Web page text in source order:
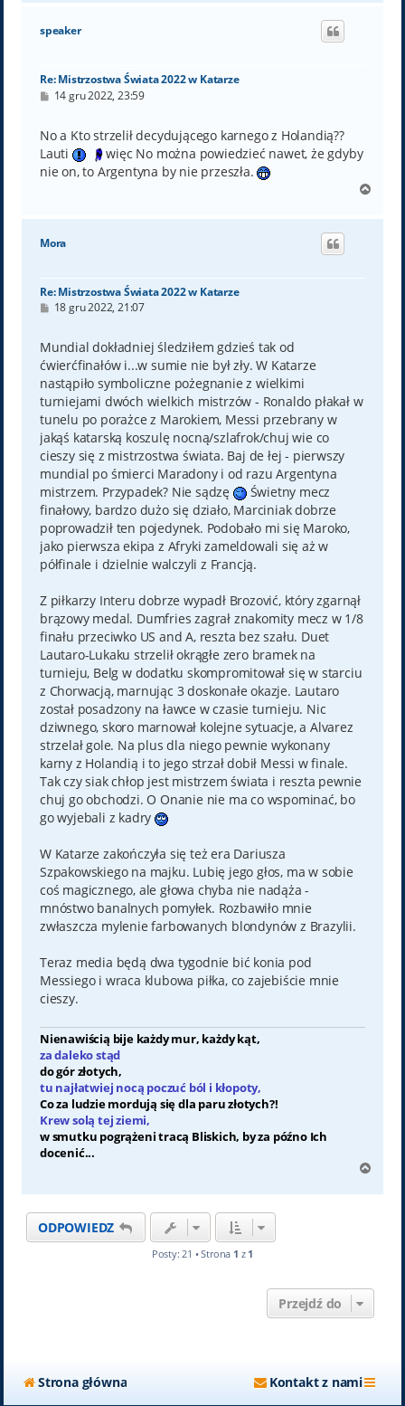
g
speaker
Re: Mistrzostwa Świata 2022 w Katarze
P
t
14 gru 2022, 23:59
No a Kto strzelił decydującego karnego z Holandią??
Lauti
więc No można powiedzieć nawet, że gdyby
nie on, to Argentyna by nie przeszła.
g
Mora
Re: Mistrzostwa Świata 2022 w Katarze
P
t
18 gru 2022, 21:07
Mundial dokładniej śledziłem gdzieś tak od
ćwierćfinałów i...w sumie nie był zły. W Katarze
nastąpiło symboliczne pożegnanie z wielkimi
turniejami dwóch wielkich mistrzów - Ronaldo płakał w
tunelu po porażce z Marokiem, Messi przebrany w
jakąś katarską koszulę nocną/szlafrok/chuj wie co
cieszy się z mistrzostwa świata. Baj de łej - pierwszy
mundial po śmierci Maradony i od razu Argentyna
mistrzem. Przypadek? Nie sądzę
Świetny mecz
finałowy, bardzo dużo się działo, Marciniak dobrze
poprowadził ten pojedynek. Podobało mi się Maroko,
jako pierwsza ekipa z Afryki zameldowali się aż w
półfinale i dzielnie walczyli z Francją.
Z piłkarzy Interu dobrze wypadł Brozović, który zgarnął
brązowy medal. Dumfries zagrał znakomity mecz w 1/8
finału przeciwko US and A, reszta bez szału. Duet
Lautaro-Lukaku strzelił okrągłe zero bramek na
turnieju, Belg w dodatku skompromitował się w starciu
z Chorwacją, marnując 3 doskonałe okazje. Lautaro
został posadzony na ławce w czasie turnieju. Nic
dziwnego, skoro marnował kolejne sytuacje, a Alvarez
strzelał gole. Na plus dla niego pewnie wykonany
karny z Holandią i to jego strzał dobił Messi w finale.
Tak czy siak chłop jest mistrzem świata i reszta pewnie
chuj go obchodzi. O Onanie nie ma co wspominać, bo
go wyjebali z kadry
W Katarze zakończyła się też era Dariusza
Szpakowskiego na majku. Lubię jego głos, ma w sobie
coś magicznego, ale głowa chyba nie nadąża -
mnóstwo banalnych pomyłek. Rozbawiło mnie
zwłaszcza mylenie farbowanych blondynów z Brazylii.
Teraz media będą dwa tygodnie bić konia pod
Messiego i wraca klubowa piłka, co zajebiście mnie
cieszy.
Nienawiścią bije każdy mur, każdy kąt,
za daleko stąd
do gór złotych,
tu najłatwiej nocą poczuć ból i kłopoty,
Co za ludzie mordują się dla paru złotych?!
Krew solą tej ziemi,
w smutku pogrążeni tracą Bliskich, by za późno Ich
docenić...
g
ODPOWIEDZ
Posty: 21 • Strona 1 z 1
Przejdź do
Strona główna Kontakt z nami